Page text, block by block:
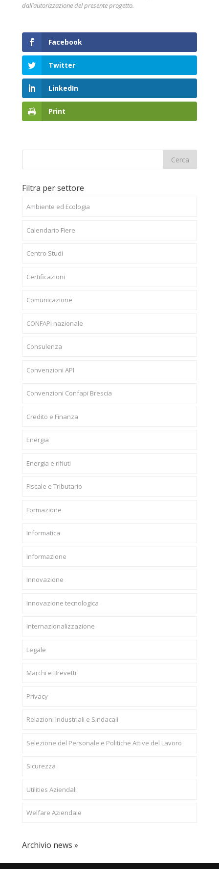
dall’autorizzazione del presente progetto.
Facebook
Twitter
LinkedIn
Print
Filtra per settore
Ambiente ed Ecologia
Calendario Fiere
Centro Studi
Certificazioni
Comunicazione
CONFAPI nazionale
Consulenza
Convenzioni API
Convenzioni Confapi Brescia
Credito e Finanza
Energia
Energia e rifiuti
Fiscale e Tributario
Formazione
Informatica
Informazione
Innovazione
Innovazione tecnologica
Internazionalizzazione
Legale
Marchi e Brevetti
Privacy
Relazioni Industriali e Sindacali
Selezione del Personale e Politiche Attive del Lavoro
Sicurezza
Utilities Aziendali
Welfare Aziendale
Archivio news »